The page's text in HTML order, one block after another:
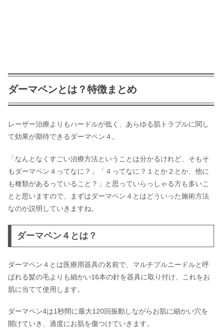
ダーマペンとは？特徴まとめ
レーザー治療よりもハードルが低く、あらゆる肌トラブルに関し
て効果が期待できるダーマペン４。
「なんとなくすごい治療方法ということは分かるけれど、そもそ
もダーマペン４ってなに？」「４ってなに？１とか２とか、他に
も種類があるっていること？」と思っていらっしゃる方も多いこ
とと思いますので、まずはダーマペン４とはどういった施術方法
なのか説明していきますね。
ダーマペン４とは？
ダーマペン４とは医療用器具の名前で、マルチプルニードルと呼
ばれる髪の毛よりも細かい16本の針を器具に取り付け、これをお
肌に当てて使用します。
ダーマペン4は1秒間に最大120回振動しながらお肌に細かい穴を
開けていき、適度にお肌を傷つけていきます。